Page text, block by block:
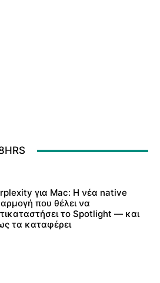
για Mac: Η νέα native
που θέλει να
το Spotlight — και
τα καταφέρει